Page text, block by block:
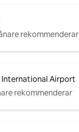
rekommenderar
International Airport
rekommenderar